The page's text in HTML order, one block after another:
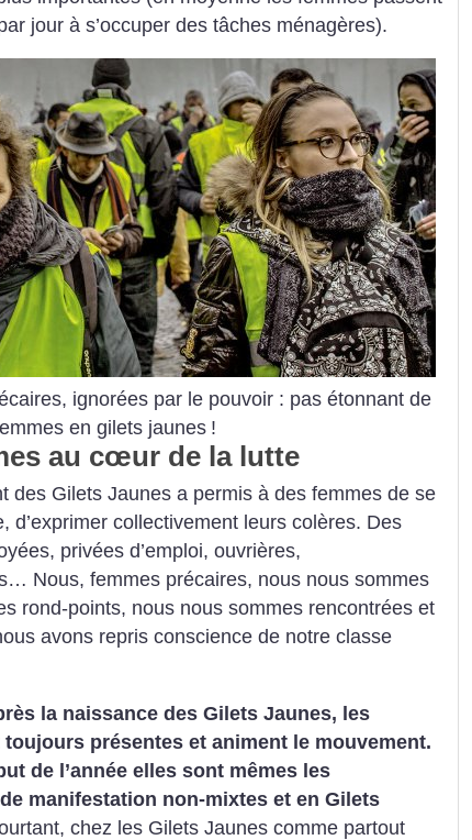
jour à s’occuper des tâches ménagères).
ignorées par le pouvoir : pas étonnant de
en gilets jaunes !
au cœur de la lutte
des Gilets Jaunes a permis à des femmes de se
d’exprimer collectivement leurs colères. Des
privées d’emploi, ouvrières,
Nous, femmes précaires, nous nous sommes
rond-points, nous nous sommes rencontrées et
avons repris conscience de notre classe
la naissance des Gilets Jaunes, les
présentes et animent le mouvement.
de l’année elles sont mêmes les
manifestation non-mixtes et en Gilets
chez les Gilets Jaunes comme partout